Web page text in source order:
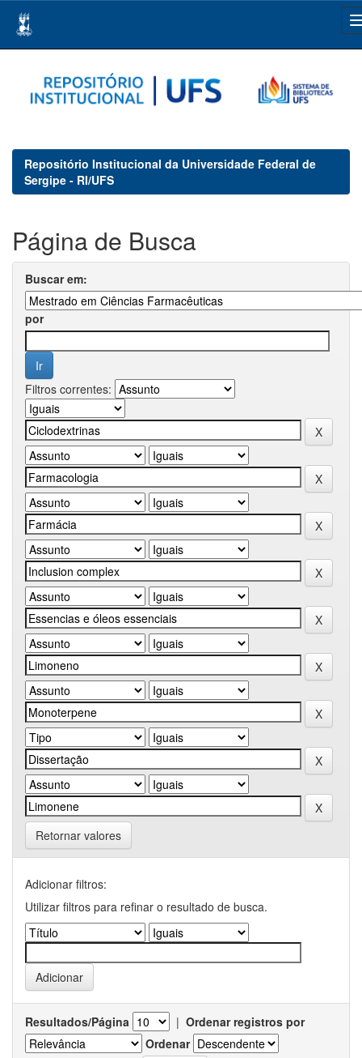
navigation
Repositório Institucional da Universidade Federal de
Sergipe - RI/UFS
Página de Busca
Buscar em:
por
Filtros correntes:
Retornar valores
Adicionar filtros:
Utilizar filtros para refinar o resultado de busca.
Resultados/Página | Ordenar registros por
Ordenar